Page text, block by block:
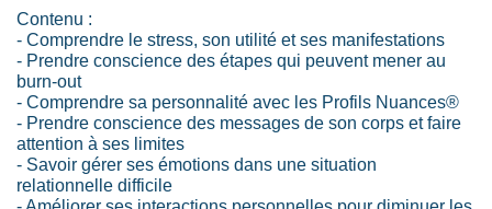
Contenu :
- Comprendre le stress, son utilité et ses manifestations
- Prendre conscience des étapes qui peuvent mener au
burn-out
- Comprendre sa personnalité avec les Profils Nuances®
- Prendre conscience des messages de son corps et faire
attention à ses limites
- Savoir gérer ses émotions dans une situation
relationnelle difficile